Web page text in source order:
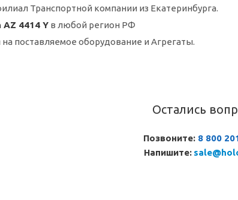
Транспортной компании из Екатеринбурга.
AZ 4414 Y в любой регион РФ
на поставляемое оборудование и Агрегаты.
Остались
Позвоните: 8 800
Напишите: